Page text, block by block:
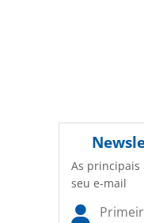
As principais
seu e-mail